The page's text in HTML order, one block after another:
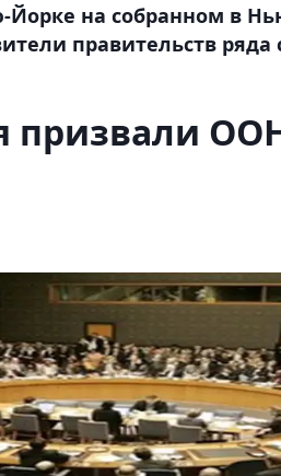
Йорке на собранном в
правительств ряда
призвали